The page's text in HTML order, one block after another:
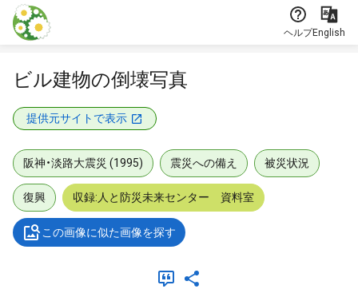
本文に飛ぶ
ヘルプEnglish
ビル建物の倒壊写真
提供元サイトで表示
阪神・淡路大震災 (1995) 震災への備え 被災状況
復興 収録:人と防災未来センター 資料室
この画像に似た画像を探す